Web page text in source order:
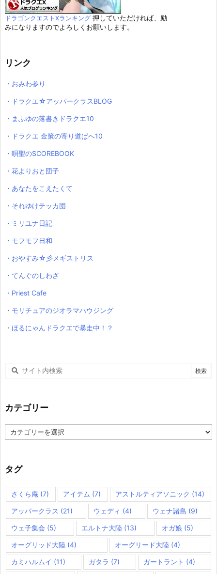
ドラゴンクエストXランキング 押していただければ、励
みになりますのでよろしくお願いします。
リンク
・おみわ参り
・ドラクエ☆アッパークラスBLOG
・まふゆの落書きドラクエ10
・ドラクエ 金策の寄り道ぱへ10
・唄聖のSCOREBOOK
・花よりおと団子
・あなたをこえたくて
・それゆけテッカ団
・ミリユナ日記
・モフモフ日和
・おやすみ☆彡メギストリス
・てんぐのしわざ
・Priest Cafe
・モリチュアのジオラマハウジング
・ほるにゃんドラクエで暴走中！？
カテゴリー
テ
ー
タグ
さくら庵 (7) アイテム (7) アストルティアソニック (14)
アッパークラス (21) ウェディ (4) ウェナ諸島 (9)
ウェ子集会 (5) エルトナ大陸 (13) オガ娘 (5)
オーグリッド大陸 (4) オーグリード大陸 (4)
カミハルムイ (11) ガタラ (7) ガートラント (4)